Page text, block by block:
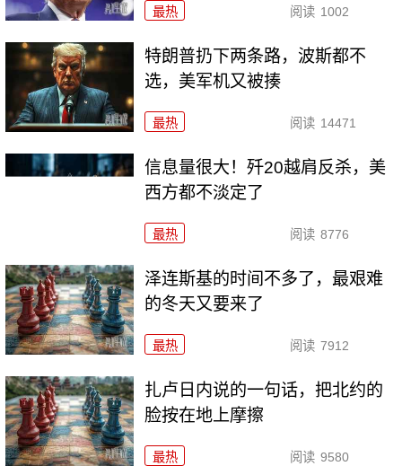
最热 阅读 1002
特朗普扔下两条路，波斯都不
选，美军机又被揍
最热 阅读 14471
信息量很大！歼20越肩反杀，美
西方都不淡定了
最热 阅读 8776
泽连斯基的时间不多了，最艰难
的冬天又要来了
最热 阅读 7912
扎卢日内说的一句话，把北约的
脸按在地上摩擦
最热 阅读 9580